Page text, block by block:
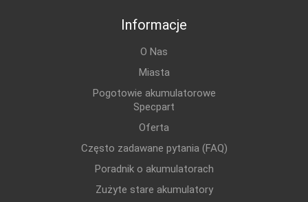
Informacje
O Nas
Miasta
Pogotowie akumulatorowe
Specpart
Oferta
Często zadawane pytania (FAQ)
Poradnik o akumulatorach
Zużyte stare akumulatory